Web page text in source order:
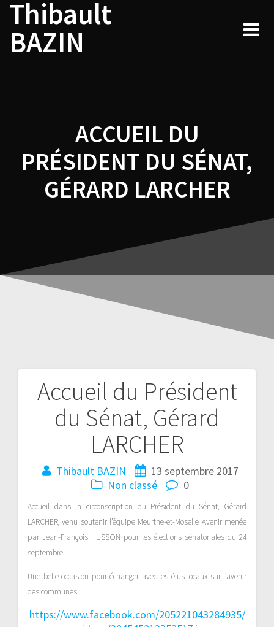
Skip
content
Thibault
BAZIN
ACCUEIL DU
PRÉSIDENT DU SÉNAT,
GÉRARD LARCHER
Accueil du Président
du Sénat, Gérard
LARCHER
Thibault BAZIN
13 septembre 2017
Non classé
0
Accueil dans la circonscription du Président du Sénat, Gérard
LARCHER, venu soutenir l’équipe Meurthe-et-Moselle Avenir menée
par Jean-François HUSSON pour les élections sénatoriales du 24
septembre.
Une belle occasion pour échanger avec les élus locaux sur l’avenir
des communes.
https://www.facebook.com/205221043284935/
Navigation
de